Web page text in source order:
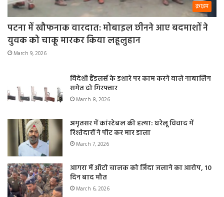
क्राइम
पटना में खौफनाक वारदात: मोबाइल छीनने आए बदमाशों ने
युवक को चाकू मारकर किया लहूलुहान
March 9, 2026
विदेशी हैंडलर्स के इशारे पर काम करने वाले नाबालिग
समेत दो गिरफ्तार
March 8, 2026
अमृतसर में कांस्टेबल की हत्या: घरेलू विवाद में
रिश्तेदारों ने पीट कर मार डाला
March 7, 2026
आगरा में ऑटो चालक को जिंदा जलाने का आरोप, 10
दिन बाद मौत
March 6, 2026